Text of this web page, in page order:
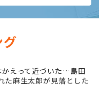
グ
かえって近づいた…島田
た麻生太郎が見落とした